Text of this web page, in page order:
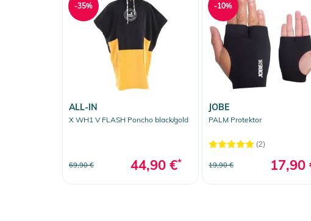
ALL-IN
X WH1 V FLASH Poncho black/gold
69,90 € 44,90 €*
-35%
JOBE
PALM Protektor
(2)
19,90 € 17,90
-10%